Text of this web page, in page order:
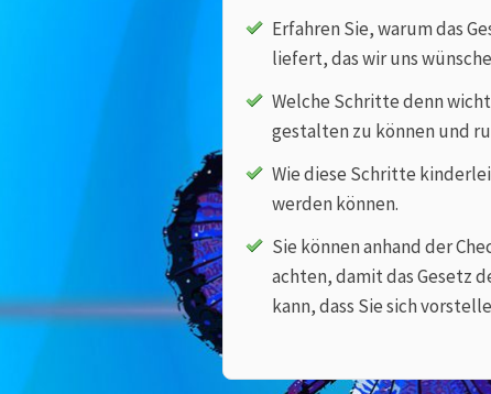
Erfahren Sie, warum das
liefert, das wir uns
Welche Schritte denn
gestalten zu können und
Wie diese Schritte
werden können.
Sie können anhand der
achten, damit das Gesetz
kann, dass Sie sich